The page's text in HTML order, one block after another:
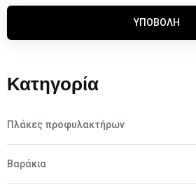
ΥΠΟΒΟΛΉ
Κατηγορία
Πλάκες προφυλακτήρων
Βαράκια